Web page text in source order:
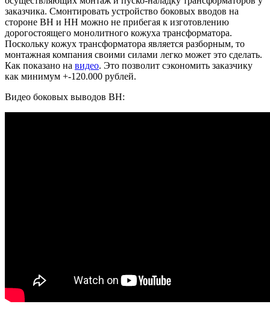
заказчика. Смонтировать устройство боковых вводов на
стороне ВН и НН можно не прибегая к изготовлению
дорогостоящего монолитного кожуха трансформатора.
Поскольку кожух трансформатора является разборным, то
монтажная компания своими силами легко может это сделать.
Как показано на видео. Это позволит сэкономить заказчику
как минимум +-120.000 рублей.
Видео боковых выводов ВН: